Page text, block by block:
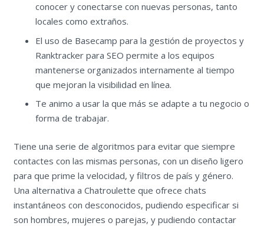
conocer y conectarse con nuevas personas, tanto
locales como extraños.
El uso de Basecamp para la gestión de proyectos y
Ranktracker para SEO permite a los equipos
mantenerse organizados internamente al tiempo
que mejoran la visibilidad en línea.
Te animo a usar la que más se adapte a tu negocio o
forma de trabajar.
Tiene una serie de algoritmos para evitar que siempre
contactes con las mismas personas, con un diseño ligero
para que prime la velocidad, y filtros de país y género.
Una alternativa a Chatroulette que ofrece chats
instantáneos con desconocidos, pudiendo especificar si
son hombres, mujeres o parejas, y pudiendo contactar